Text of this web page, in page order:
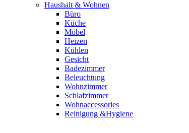
Haushalt & Wohnen
Büro
Küche
Möbel
Heizen
Kühlen
Gesicht
Badezimmer
Beleuchtung
Wohnzimmer
Schlafzimmer
Wohnaccessories
Reinigung &Hygiene